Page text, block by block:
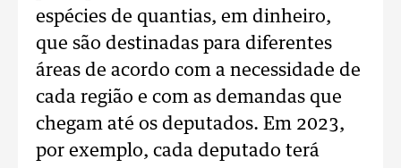
espécies de quantias, em dinheiro,
que são destinadas para diferentes
áreas de acordo com a necessidade de
cada região e com as demandas que
chegam até os deputados. Em 2023,
por exemplo, cada deputado terá